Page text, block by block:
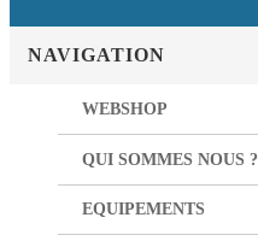
NAVIGATION
WEBSHOP
QUI SOMMES NOUS ?
EQUIPEMENTS